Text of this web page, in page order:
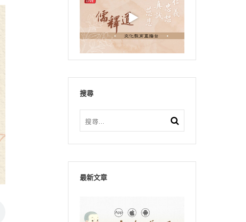
搜尋
最新文章